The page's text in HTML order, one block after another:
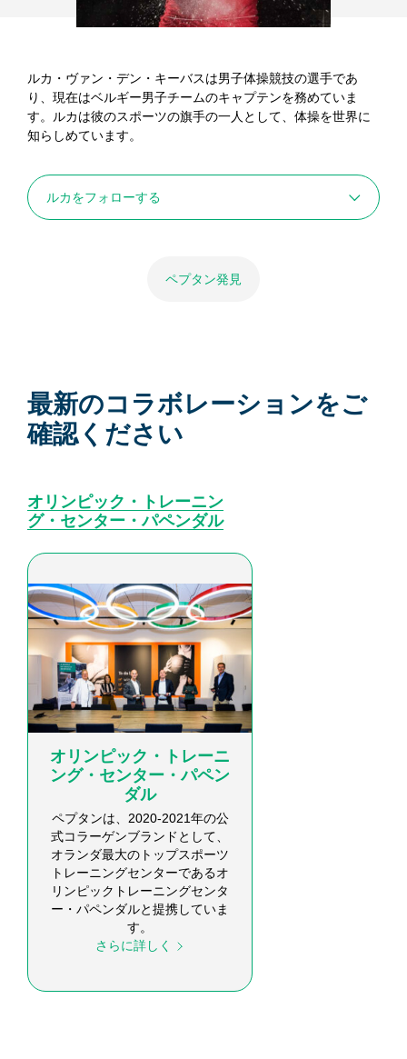
ルカ・ヴァン・デン・キーバスは男子体操競技の選手であ
り、現在はベルギー男子チームのキャプテンを務めていま
す。ルカは彼のスポーツの旗手の一人として、体操を世界に
知らしめています。
ルカをフォローする
ペプタン発見
最新のコラボレーションをご
確認ください
オリンピック・トレーニン
グ・センター・パペンダル
オリンピック・トレーニ
ング・センター・パペン
ダル
ペプタンは、2020-2021年の公
式コラーゲンブランドとして、
オランダ最大のトップスポーツ
トレーニングセンターであるオ
リンピックトレーニングセンタ
ー・パペンダルと提携していま
す。
さらに詳しく